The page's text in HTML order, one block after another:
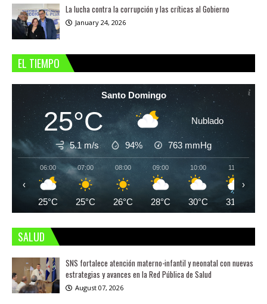
La lucha contra la corrupción y las críticas al Gobierno
January 24, 2026
EL TIEMPO
Santo Domingo
25°C Nublado
5.1 m/s 94% 763 mmHg
06:00
25°C
07:00
25°C
08:00
26°C
09:00
28°C
10:00
30°C
11:00
31°C
‹ ›
SALUD
SNS fortalece atención materno-infantil y neonatal con nuevas
estrategias y avances en la Red Pública de Salud
August 07, 2026